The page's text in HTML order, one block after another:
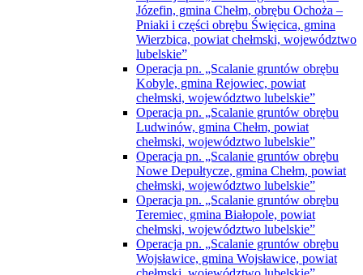
Józefin, gmina Chełm, obrębu Ochoża –
Pniaki i części obrębu Święcica, gmina
Wierzbica, powiat chełmski, województwo
lubelskie”
Operacja pn. „Scalanie gruntów obrębu
Kobyle, gmina Rejowiec, powiat
chełmski, województwo lubelskie”
Operacja pn. „Scalanie gruntów obrębu
Ludwinów, gmina Chełm, powiat
chełmski, województwo lubelskie”
Operacja pn. „Scalanie gruntów obrębu
Nowe Depułtycze, gmina Chełm, powiat
chełmski, województwo lubelskie”
Operacja pn. „Scalanie gruntów obrębu
Teremiec, gmina Białopole, powiat
chełmski, województwo lubelskie”
Operacja pn. „Scalanie gruntów obrębu
Wojsławice, gmina Wojsławice, powiat